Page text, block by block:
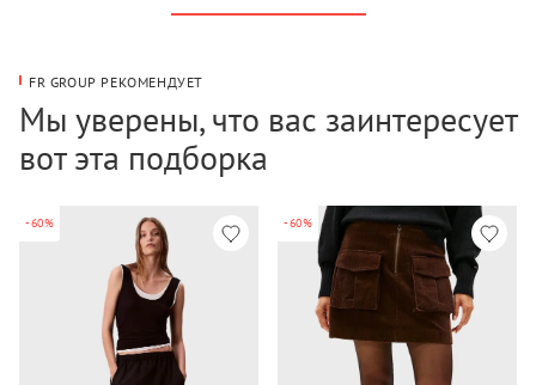
FR GROUP РЕКОМЕНДУЕТ
Мы уверены, что вас заинтересует
вот эта подборка
-60% -60%